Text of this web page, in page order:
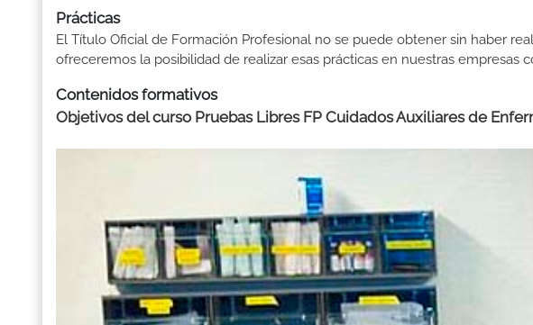
Prácticas
El Título Oficial de Formación Profesional no se puede obtener sin haber
ofreceremos la posibilidad de realizar esas prácticas en nuestras empresas
Contenidos formativos
Objetivos del curso Pruebas Libres FP Cuidados Auxiliares de